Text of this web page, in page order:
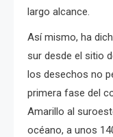
largo alcance.
Así mismo, ha
sur desde el sitio
los desechos no
primera fase del
Amarillo al
océano, a unos